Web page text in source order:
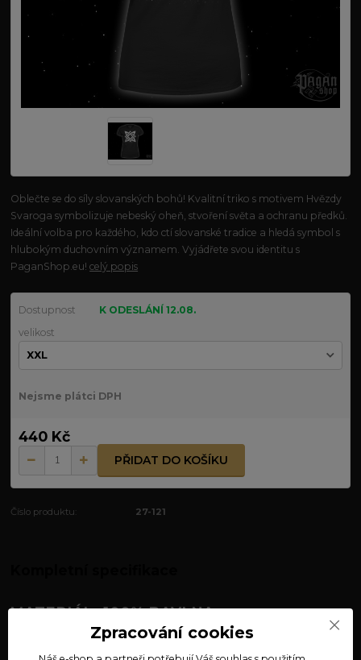
Oblečte se do síly slovanských bohů! Kvalitní triko s motivem Hvězdy
Svaroga symbolizuje nebeský oheň, stvoření světa a ochranu předků.
Ideální volba pro každého, kdo ctí slovanské tradice a hledá symbol s
hlubokým duchovním významem. Vyjádřete svou identitu s
PaganShop.eu!celý popis
Dostupnost
K ODESLÁNÍ 12.08.
velikost
Nejsme plátci DPH
440 Kč
PŘIDAT DO KOŠÍKU
Číslo produktu: 27-121
MATERIÁL: 100% BAVLNA
TRIKO HVĚZDA SVAROGA – OHEŇ
Zpracování cookies